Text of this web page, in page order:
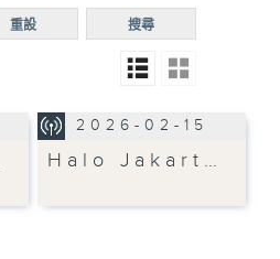
普通
搜尋
重設
2026-02-15
Halo Jakart…